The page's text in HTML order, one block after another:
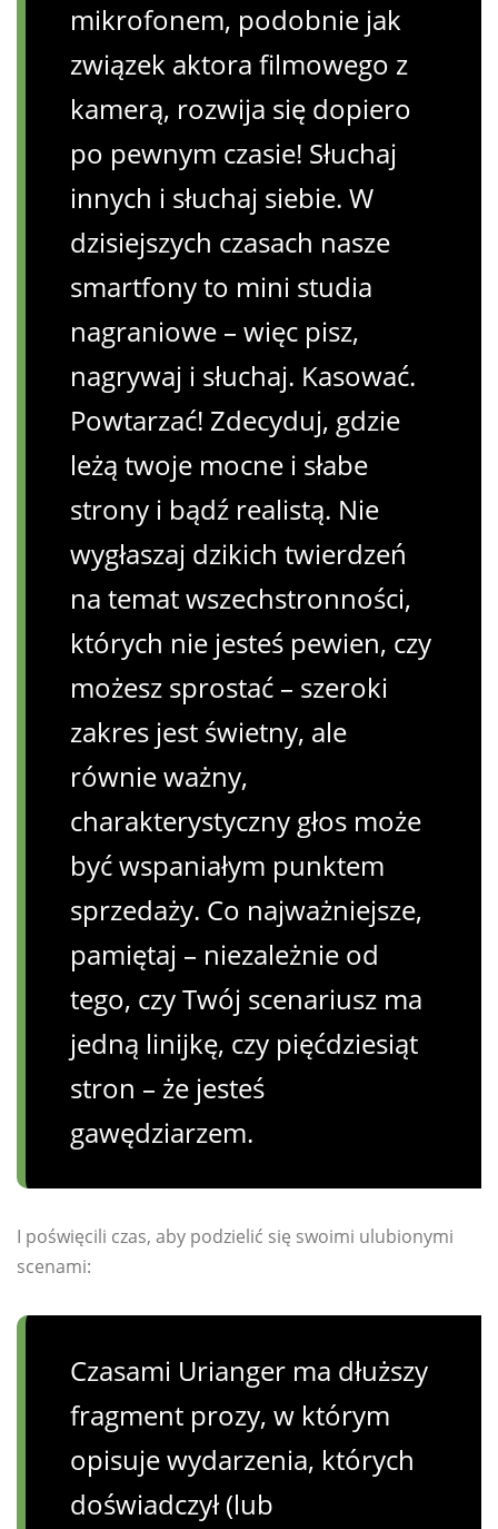
mikrofonem, podobnie jak
związek aktora filmowego z
kamerą, rozwija się dopiero
po pewnym czasie! Słuchaj
innych i słuchaj siebie. W
dzisiejszych czasach nasze
smartfony to mini studia
nagraniowe – więc pisz,
nagrywaj i słuchaj. Kasować.
Powtarzać! Zdecyduj, gdzie
leżą twoje mocne i słabe
strony i bądź realistą. Nie
wygłaszaj dzikich twierdzeń
na temat wszechstronności,
których nie jesteś pewien, czy
możesz sprostać – szeroki
zakres jest świetny, ale
równie ważny,
charakterystyczny głos może
być wspaniałym punktem
sprzedaży. Co najważniejsze,
pamiętaj – niezależnie od
tego, czy Twój scenariusz ma
jedną linijkę, czy pięćdziesiąt
stron – że jesteś
gawędziarzem.
I poświęcili czas, aby podzielić się swoimi ulubionymi
scenami:
Czasami Urianger ma dłuższy
fragment prozy, w którym
opisuje wydarzenia, których
doświadczył (lub